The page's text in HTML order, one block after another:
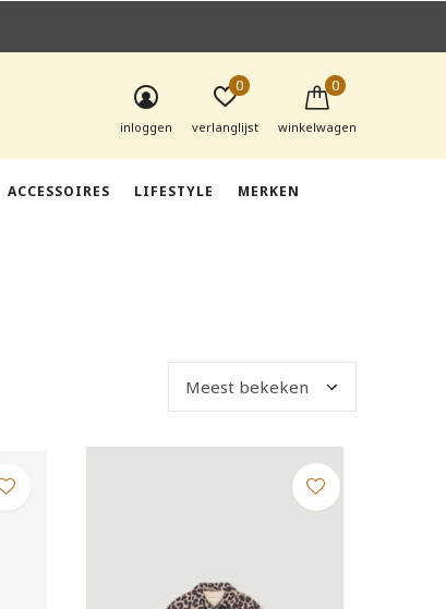
ACCESSOIRES LIFESTYLE MERKEN
inloggen verlanglijst
0
winkelwagen
0